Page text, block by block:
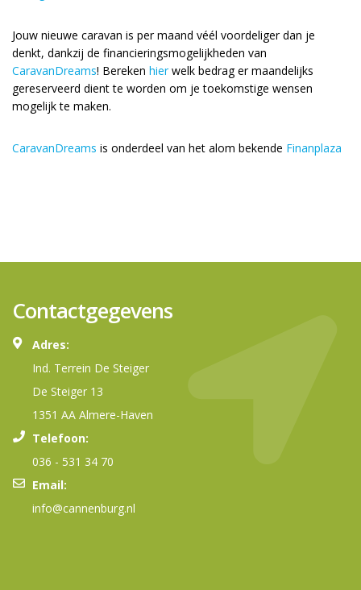
Jouw nieuwe caravan is per maand véél voordeliger dan je
denkt, dankzij de financieringsmogelijkheden van
CaravanDreams! Bereken hierwelk bedrag er maandelijks
gereserveerd dient te worden om je toekomstige wensen
mogelijk te maken.
CaravanDreams is onderdeel van het alom bekende Finanplaza
Contactgegevens
Adres:
Ind. Terrein De Steiger
De Steiger 13
1351 AA Almere-Haven
Telefoon:
036 - 531 34 70
Email:
info@cannenburg.nl